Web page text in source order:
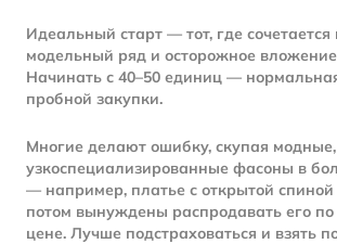
Идеальный старт — тот, где
модельный ряд и осторожное вложение
Начинать с 40–50 единиц —
пробной закупки.
Многие делают ошибку, скупая
узкоспециализированные фасоны в
— например, платье с открытой спиной
потом вынуждены распродавать его
цене. Лучше подстраховаться и взять